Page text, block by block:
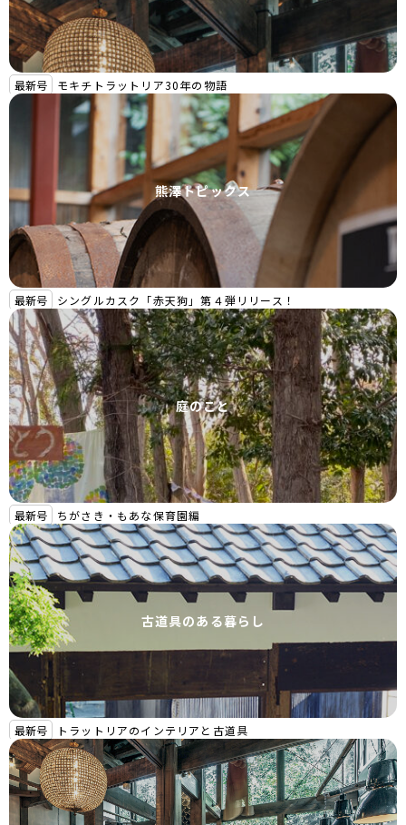
最新号 モキチトラットリア30年の物語
熊澤トピックス
最新号 シングルカスク「赤天狗」第４弾リリース！
庭のこと
最新号 ちがさき・もあな保育園編
古道具のある暮らし
最新号 トラットリアのインテリアと古道具